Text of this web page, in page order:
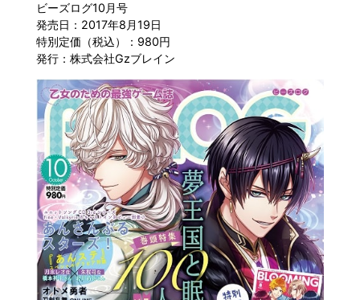
ビーズログ10月号
発売日：2017年8月19日
特別定価（税込）：980円
発行：株式会社Gzブレイン